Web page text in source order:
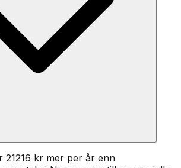
21216 kr mer per år enn